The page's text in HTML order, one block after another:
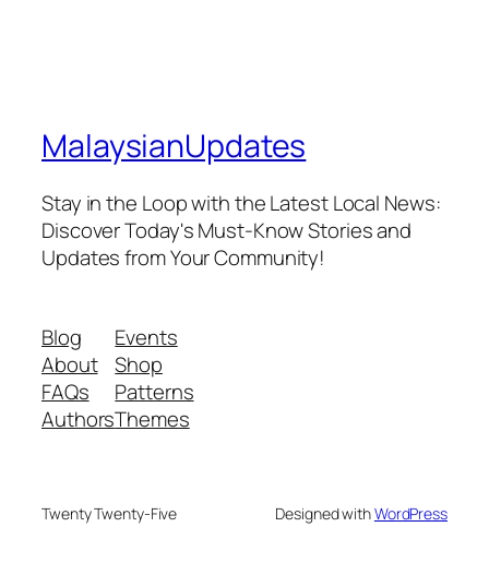
MalaysianUpdates
Stay in the Loop with the Latest Local News:
Discover Today's Must-Know Stories and
Updates from Your Community!
Blog
About
FAQs
Authors
Events
Shop
Patterns
Themes
Twenty Twenty-Five Designed withWordPress